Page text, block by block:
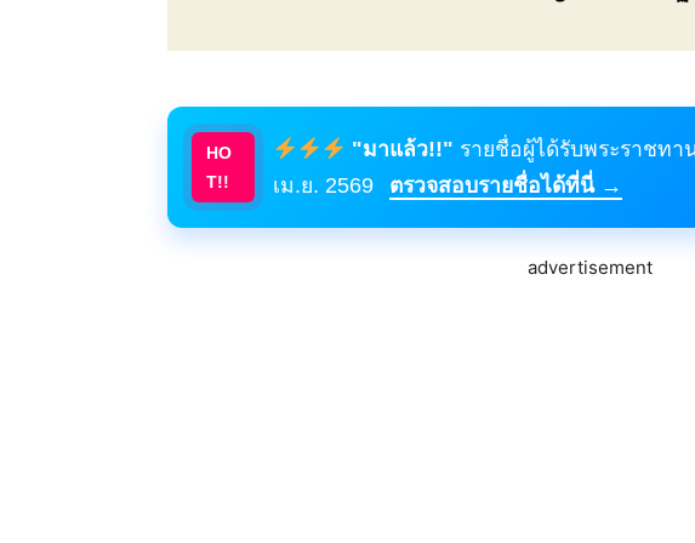
HO
T!!
"มาแล้ว!!" รายชื่อผู้ได้รับพระราชทา
เม.ย. 2569
ตรวจสอบรายชื่อได้ที่นี่ →
advertisement